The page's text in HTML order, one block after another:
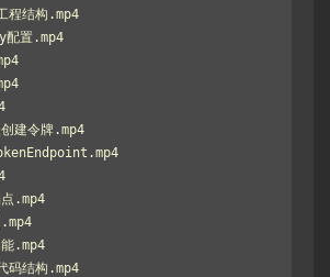
程结构.mp4
置.mp4
建令牌.mp4
.mp4
.mp4
码结构.mp4